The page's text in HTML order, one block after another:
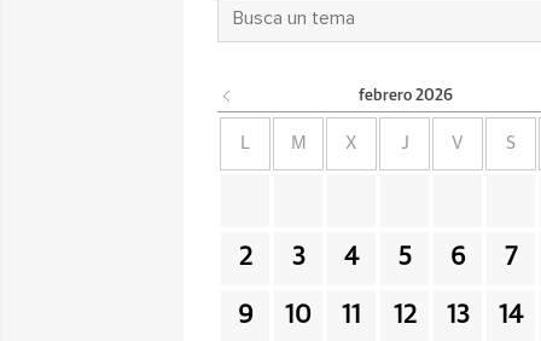
febrero 2026
L M X J V S
2 3 4 5 6 7
9 10 11 12 13 14